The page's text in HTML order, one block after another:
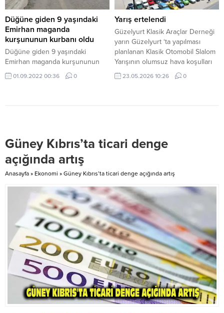
zaman sesler yükseldi.
Cumhuriyet Meclisi’nin bozuk
araçlarına benzin konduğu, bu
araçlardan biri için geçtiğimiz ay
yaklaşık 900 TL’lik benzin ve
yıkama...
kapı kapı eve ve biricik biricik
sahaya inmiş durumdalar. Küs
UBP’liler yok mu? Elbette...
Düğüne giden 9 yaşındaki
Emirhan maganda
kurşununun kurbanı oldu
Düğüne giden 9 yaşındaki
Emirhan maganda kurşununun
kurbanı oldu ANKARA Ankara'nın
Mamak ilçesine bağlı Kıbrıs
01.09.2022 00:36 0
Yarış ertelendi
Güzelyurt Klasik Araçlar Derneği
yarın Güzelyurt ‘ta yapılması
planlanan Klasik Otomobil Slalom
Yarışının olumsuz hava koşulları
nedeniyle ertelendiğini duyurdu.
Dernek açıklamasında, yarışın 30
23.05.2026 10:26 0
Güney Kıbrıs’ta ticari denge
açığında artış
Anasayfa » Ekonomi » Güney Kıbrıs’ta ticari denge açığında artış